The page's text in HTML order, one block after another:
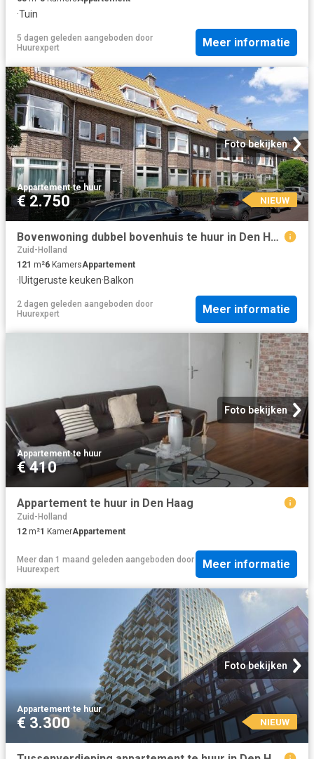
·Tuin
5 dagen geleden aangeboden door
Huurexpert
Meer informatie
Foto bekijken
Appartement·te huur
€ 2.750 NIEUW
Bovenwoning dubbel bovenhuis te huur in Den Haag
Zuid-Holland
121 m²6 KamersAppartement
· IUitgeruste keuken·Balkon
2 dagen geleden aangeboden door
Huurexpert
Meer informatie
Foto bekijken
Appartement·te huur
€ 410
Appartement te huur in Den Haag
Zuid-Holland
12 m²1 KamerAppartement
Meer dan 1 maand geleden aangeboden door
Huurexpert
Meer informatie
Foto bekijken
Appartement·te huur
€ 3.300 NIEUW